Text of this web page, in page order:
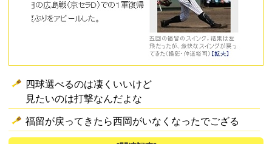
四球選べるのは凄くいいけど
見たいのは打撃なんだよな
福留が戻ってきたら西岡がいなくなったでござる